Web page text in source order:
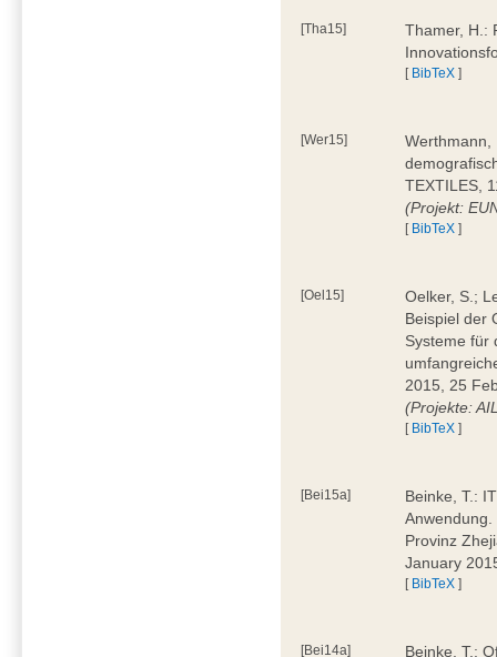
[Tha15]
Thamer, H.:
[ BibTeX ]
[Wer15]
Werthmann,
TEXTILES,
(Projekt:
[ BibTeX ]
[Oel15]
Oelker, S.;
Beispiel der
Systeme für
2015, 25
(Projekte:
[ BibTeX ]
[Bei15a]
Beinke, T.:
Provinz
January
[ BibTeX ]
[Bei14a] Beinke, T.: